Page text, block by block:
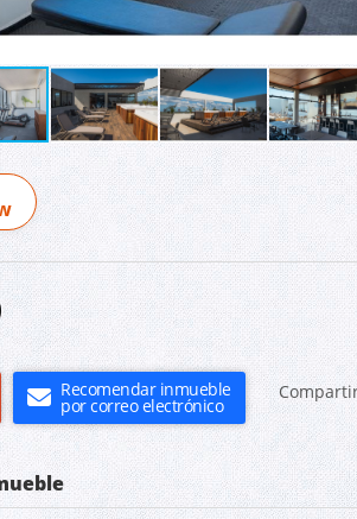
Recomendar inmueble
por correo electrónico